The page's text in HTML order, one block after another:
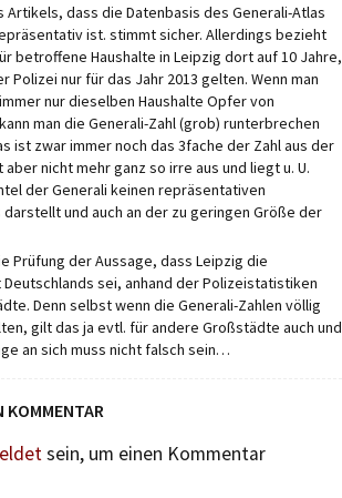
Artikels, dass die Datenbasis des Generali-Atlas
ist. stimmt sicher. Allerdings bezieht
betroffene Haushalte in Leipzig dort auf 10 Jahre,
Polizei nur für das Jahr 2013 gelten. Wenn man
nur dieselben Haushalte Opfer von
man die Generali-Zahl (grob) runterbrechen
ist zwar immer noch das 3fache der Zahl aus der
nicht mehr ganz so irre aus und liegt u. U.
der Generali keinen repräsentativen
und auch an der zu geringen Größe der
Prüfung der Aussage, dass Leipzig die
sei, anhand der Polizeistatistiken
Denn selbst wenn die Generali-Zahlen völlig
gilt das ja evtl. für andere Großstädte auch und
an sich muss nicht falsch sein…
KOMMENTAR
sein, um einen Kommentar